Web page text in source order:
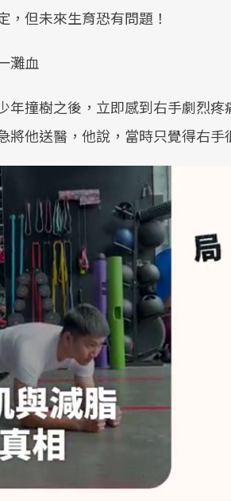
，但未來生育恐有問題！
灘血
年撞樹之後，立即感到右手劇烈
將他送醫，他說，當時只覺得右手